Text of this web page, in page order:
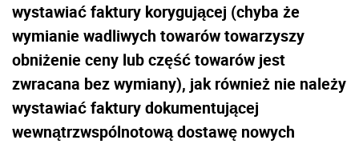
wystawiać faktury korygującej (chyba że
wymianie wadliwych towarów towarzyszy
obniżenie ceny lub część towarów jest
zwracana bez wymiany), jak również nie należy
wystawiać faktury dokumentującej
wewnątrzwspólnotową dostawę nowych